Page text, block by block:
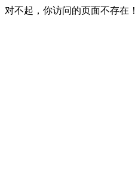
对不起，你访问的页面不存在！